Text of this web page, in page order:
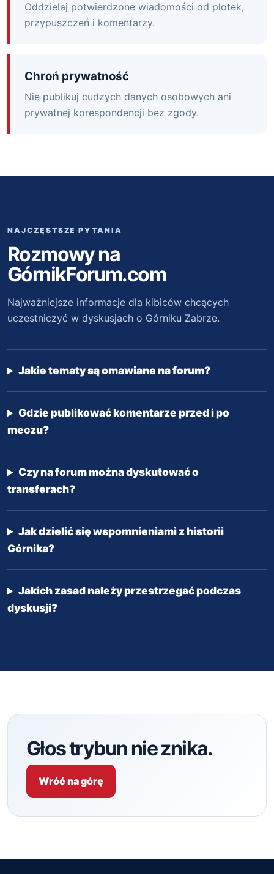
Oddzielaj potwierdzone wiadomości od plotek,
przypuszczeń i komentarzy.
Chroń prywatność
Nie publikuj cudzych danych osobowych ani
prywatnej korespondencji bez zgody.
NAJCZĘSTSZE PYTANIA
Rozmowy na
GórnikForum.com
Najważniejsze informacje dla kibiców chcących
uczestniczyć w dyskusjach o Górniku Zabrze.
Jakie tematy są omawiane na forum?
Gdzie publikować komentarze przed i po
meczu?
Czy na forum można dyskutować o
transferach?
Jak dzielić się wspomnieniami z historii
Górnika?
Jakich zasad należy przestrzegać podczas
dyskusji?
Głos trybun nie znika.
Wróć na górę